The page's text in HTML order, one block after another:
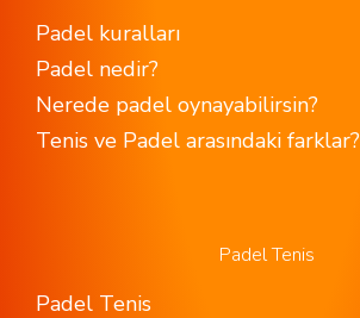
Padel kuralları
Padel nedir?
Nerede padel oynayabilirsin?
Tenis ve Padel arasındaki farklar?
Padel Tenis
Padel Tenis